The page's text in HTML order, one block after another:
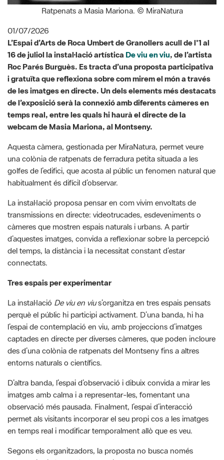
L’Espai d’Arts de Roca Umbert de Granollers acull de l'1 al
16 de juliol la instal·lació artística
Roc Parés Burguès. Es tracta d’una proposta participativa
i gratuïta que reflexiona sobre com mirem el món a través
de les imatges en directe. Un dels elements més destacats
de l’exposició serà la connexió amb diferents càmeres en
temps real, entre les quals hi haurà el directe de la
webcam de Masia Mariona, al Montseny.
Aquesta càmera, gestionada per MiraNatura, permet veure
una colònia de ratpenats de ferradura petita situada a les
golfes de l’edifici, que acosta al públic un fenomen natural que
habitualment és difícil d’observar.
La instal·lació proposa pensar en com vivim envoltats de
transmissions en directe: videotrucades, esdeveniments o
d’aquestes imatges, convida a reflexionar sobre la percepció
del temps, la distància i la necessitat constant d’estar
connectats.
Tres espais per experimentar
La instal·lació
perquè el públic hi participi activament. D’una banda, hi ha
l’espai de contemplació en viu, amb projeccions d’imatges
captades en directe per diverses càmeres, que poden incloure
des d’una colònia de ratpenats del Montseny fins a altres
entorns naturals o científics.
D’altra banda, l’espai d’observació i dibuix convida a mirar les
imatges amb calma i a representar-les, fomentant una
permet als visitants incorporar el seu propi cos a les imatges
en temps real i modificar temporalment allò que es veu.
Segons els organitzadors, la proposta no busca només
entretenir, sinó també fer reflexionar sobre el paper de la
tecnologia en la manera com observem la natura i la realitat.
L’exposició compta amb el suport del Museu de Ciències